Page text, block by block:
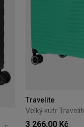
Travelite
3 266,00 Kč